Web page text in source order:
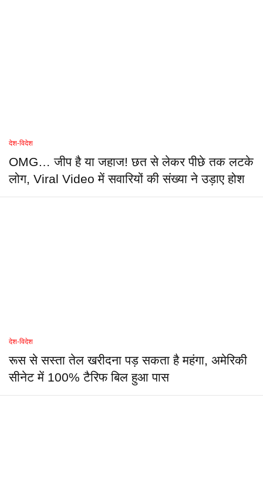
देश-विदेश
OMG… जीप है या जहाज! छत से लेकर पीछे तक लटके
लोग, Viral Video में सवारियों की संख्या ने उड़ाए होश
देश-विदेश
रूस से सस्ता तेल खरीदना पड़ सकता है महंगा, अमेरिकी
सीनेट में 100% टैरिफ बिल हुआ पास